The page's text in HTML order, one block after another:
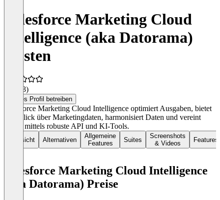
Salesforce Marketing Cloud
Intelligence (aka Datorama)
Kosten
(93)
Dieses Profil betreiben
Salesforce Marketing Cloud Intelligence optimiert Ausgaben, bietet
Überblick über Marketingdaten, harmonisiert Daten und vereint
Daten mittels robuste API und KI-Tools.
Übersicht Alternativen
Allgemeine
Features
Suites
Screenshots
& Videos
Features
Salesforce Marketing Cloud Intelligence
(aka Datorama) Preise